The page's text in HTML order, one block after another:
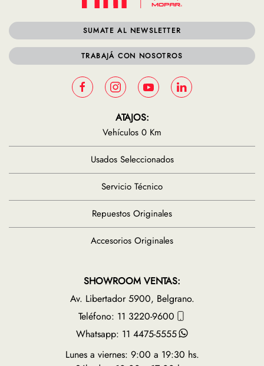
SUMATE AL NEWSLETTER
TRABAJÁ CON NOSOTROS
ATAJOS:
Vehículos 0 Km
Usados Seleccionados
Servicio Técnico
Repuestos Originales
Accesorios Originales
SHOWROOM VENTAS:
Av. Libertador 5900, Belgrano.
Teléfono: 11 3220-9600
Whatsapp: 11 4475-5555
Lunes a viernes: 9:00 a 19:30 hs.